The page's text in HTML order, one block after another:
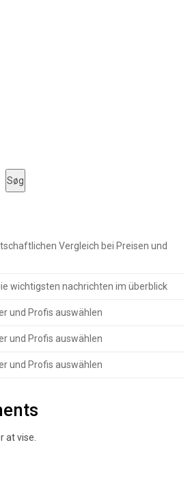
Søg
Vergleich bei Preisen und
wichtigsten nachrichten im überblick
und Profis auswählen
und Profis auswählen
und Profis auswählen
at vise.